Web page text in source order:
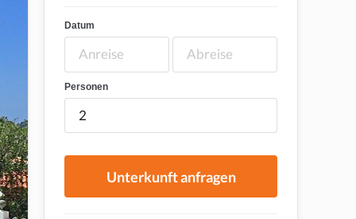
Datum
Personen
Unterkunft anfragen